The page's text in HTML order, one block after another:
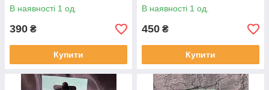
В наявності 1 од.
390 ₴
Купити
В наявності 1 од.
450 ₴
Купити